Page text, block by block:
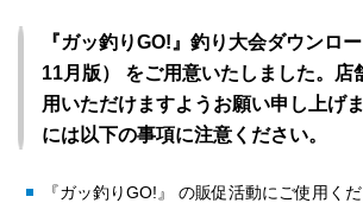
『ガッ釣りGO!』釣り大会ダウンロ
11月版） をご用意いたしました。店
用いただけますようお願い申し上げ
には以下の事項に注意ください。
『ガッ釣りGO!』 の販促活動にご使用くだ